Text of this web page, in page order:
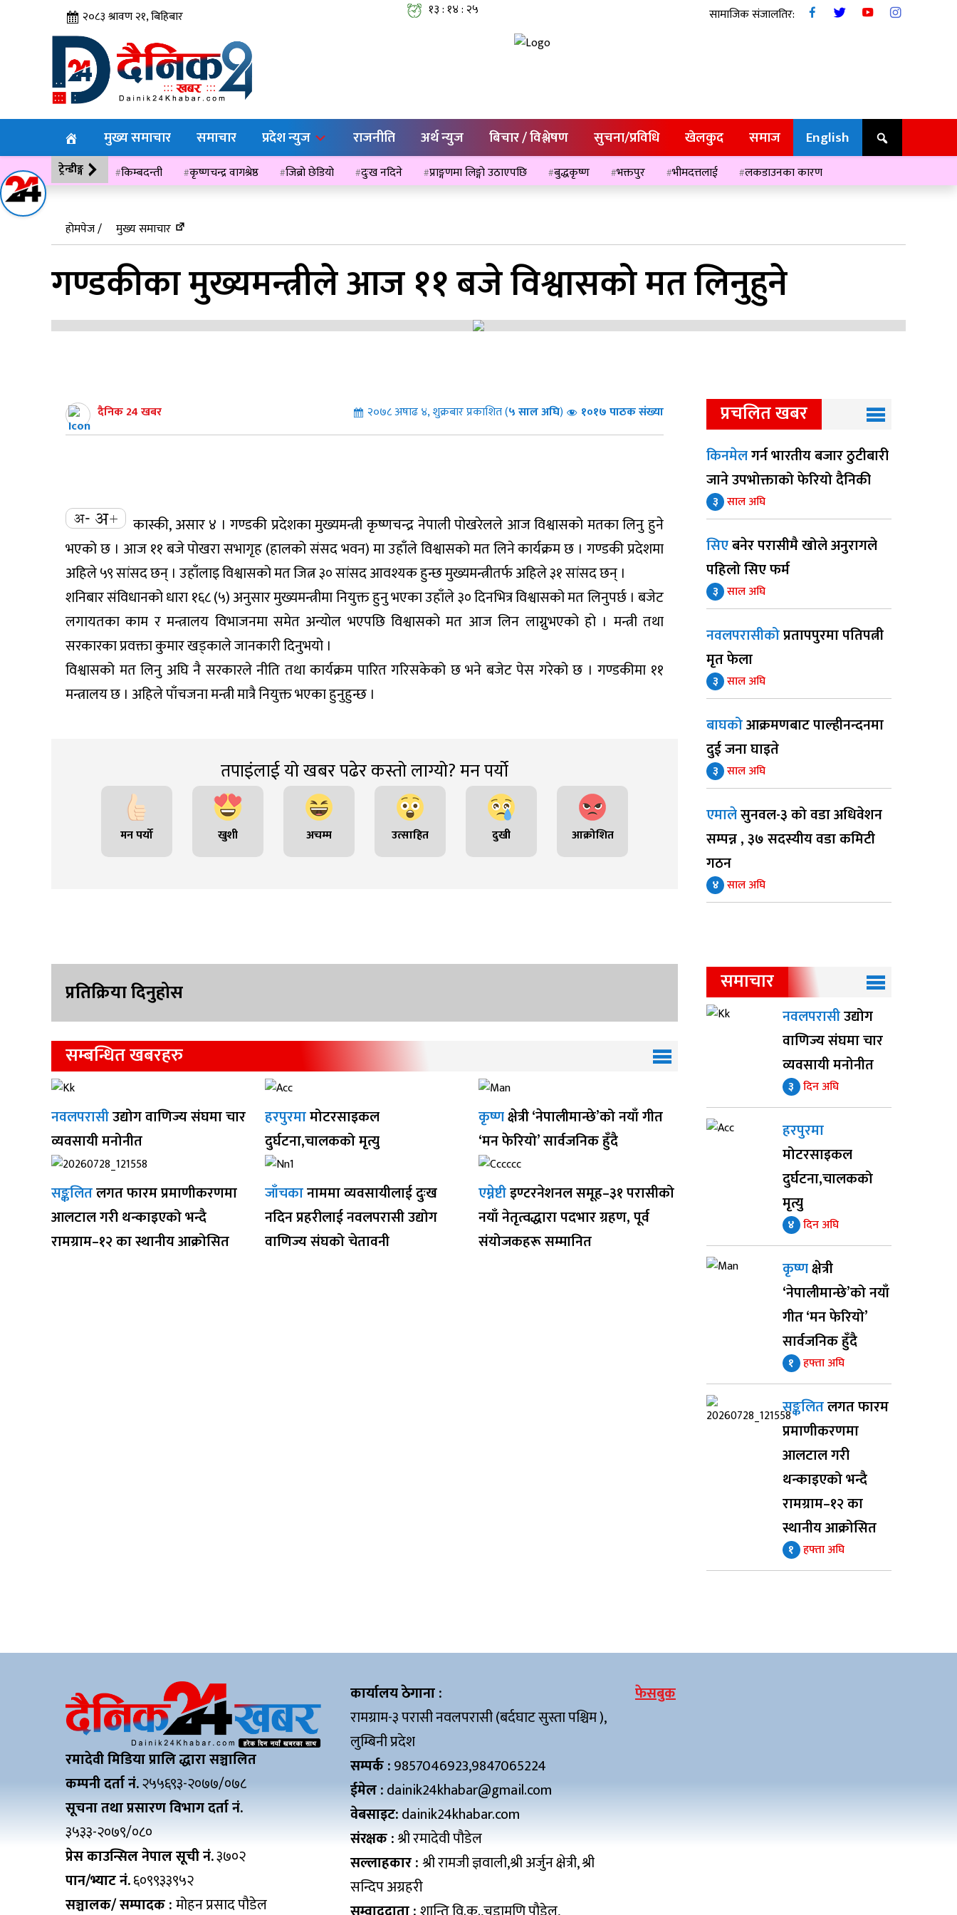
२०८३ श्रावण २१, बिहिबार १३ : १४ : २६ सामाजिक संजालतिर:
मुख्य समाचार समाचार प्रदेश न्युज राजनीति अर्थ न्युज बिचार / विश्लेषण सुचना/प्रविधि खेलकुद समाज English
ट्रेन्डीङ्ग किम्बदन्ती कृष्णचन्द्र वागश्रेष्ठ जिब्रो छेडियो दुःख नदिने प्राङ्गणमा लिङ्गो उठाएपछि बुद्धकृष्ण भक्तपुर भीमदत्तलाई
लकडाउनका कारण
होमपेज /
मुख्य समाचार
गण्डकीका मुख्यमन्त्रीले आज ११ बजे विश्वासको मत लिनुहुने
दैनिक 24 खबर २०७८ अषाढ ४, शुक्रबार प्रकाशित (५साल अघि) १०१७ पाठक संख्या
कास्की, असार ४ । गण्डकी प्रदेशका मुख्यमन्त्री कृष्णचन्द्र नेपाली पोखरेलले आज विश्वासको मतका लिनु हुने
भएको छ । आज ११ बजे पोखरा सभागृह (हालको संसद भवन) मा उहाँले विश्वासको मत लिने कार्यक्रम छ । गण्डकी प्रदेशमा
अहिले ५९ सांसद छन् । उहाँलाइ विश्वासको मत जित्न ३० सांसद आवश्यक हुन्छ मुख्यमन्त्रीतर्फ अहिले ३१ सांसद छन् ।
शनिबार संविधानको धारा १६८ (५) अनुसार मुख्यमन्त्रीमा नियुक्त हुनु भएका उहाँले ३० दिनभित्र विश्वासको मत लिनुपर्छ । बजेट
लगायतका काम र मन्त्रालय विभाजनमा समेत अन्योल भएपछि विश्वासको मत आज लिन लाग्नुभएको हो । मन्त्री तथा
सरकारका प्रवक्ता कुमार खड्काले जानकारी दिनुभयो ।
विश्वासको मत लिनु अघि नै सरकारले नीति तथा कार्यक्रम पारित गरिसकेको छ भने बजेट पेस गरेको छ । गण्डकीमा ११
मन्त्रालय छ । अहिले पाँचजना मन्त्री मात्रै नियुक्त भएका हुनुहुन्छ ।
तपाइंलाई यो खबर पढेर कस्तो लाग्यो? मन पर्यो
मन पर्यो खुशी अचम्म उत्साहित दुखी आक्रोशित
प्रतिक्रिया दिनुहोस
सम्बन्धित खबरहरु
नवलपरासीउद्योग वाणिज्य संघमा चार
व्यवसायी मनोनीत
हरपुरमामोटरसाइकल
दुर्घटना,चालकको मृत्यु
कृष्णक्षेत्री ‘नेपालीमान्छे’को नयाँ गीत
‘मन फेरियो’ सार्वजनिक हुँदै
सङ्कलितलगत फारम प्रमाणीकरणमा
आलटाल गरी थन्काइएको भन्दै
रामग्राम–१२ का स्थानीय आक्रोसित
जाँचकानाममा व्यवसायीलाई दुःख
नदिन प्रहरीलाई नवलपरासी उद्योग
वाणिज्य संघको चेतावनी
एम्नेष्टीइण्टरनेशनल समूह–३१ परासीको
नयाँ नेतृत्वद्धारा पदभार ग्रहण, पूर्व
संयोजकहरू सम्मानित
प्रचलित खबर
किनमेलगर्न भारतीय बजार ठुटीबारी
जाने उपभोक्ताको फेरियो दैनिकी
३ साल अघि
सिएबनेर परासीमै खोले अनुरागले
पहिलो सिए फर्म
३ साल अघि
नवलपरासीकोप्रतापपुरमा पतिपत्नी
मृत फेला
३ साल अघि
बाघकोआक्रमणबाट पाल्हीनन्दनमा
दुई जना घाइते
३ साल अघि
एमालेसुनवल-३ को वडा अधिवेशन
सम्पन्न , ३७ सदस्यीय वडा कमिटी
गठन
४ साल अघि
समाचार
नवलपरासीउद्योग
वाणिज्य संघमा चार
व्यवसायी मनोनीत
३ दिन अघि
हरपुरमा
मोटरसाइकल
दुर्घटना,चालकको
मृत्यु
४ दिन अघि
कृष्णक्षेत्री
‘नेपालीमान्छे’को नयाँ
गीत ‘मन फेरियो’
सार्वजनिक हुँदै
१ हफ्ता अघि
सङ्कलितलगत फारम
प्रमाणीकरणमा
आलटाल गरी
थन्काइएको भन्दै
रामग्राम–१२ का
स्थानीय आक्रोसित
१ हफ्ता अघि
रमादेवी मिडिया प्रालि द्धारा सञ्चालित
कम्पनी दर्ता नं.२५५६९३-२०७७/०७८
सूचना तथा प्रसारण विभाग दर्ता नं.
३५३३-२०७९/०८०
प्रेस काउन्सिल नेपाल सूची नं.३७०२
पान/भ्याट नं.६०९९३३९५२
सञ्चालक/ सम्पादक :मोहन प्रसाद पौडेल
कार्यालय ठेगाना :
रामग्राम-३ परासी नवलपरासी (बर्दघाट सुस्ता पश्चिम ),
लुम्बिनी प्रदेश
सम्पर्क :9857046923,9847065224
ईमेल :dainik24khabar@gmail.com
वेबसाइट:dainik24khabar.com
संरक्षक :श्री रमादेवी पौडेल
सल्लाहकार :श्री रामजी ज्ञवाली,श्री अर्जुन क्षेत्री, श्री
सन्दिप अग्रहरी
फेसबुक